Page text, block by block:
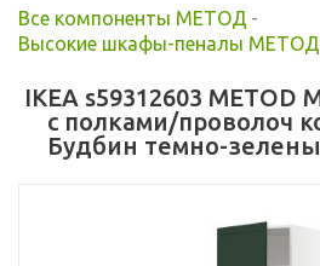
Все компоненты МЕТОД -
Высокие шкафы-пеналы МЕТОД
IKEA s59312603
с полками/проволоч
Будбин темно-